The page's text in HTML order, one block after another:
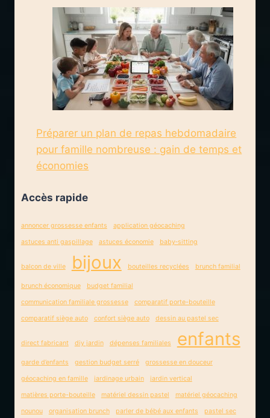
Préparer un plan de repas hebdomadaire
pour famille nombreuse : gain de temps et
économies
Accès rapide
annoncer grossesse enfants application géocaching
astuces anti gaspillage astuces économie baby‑sitting
balcon de ville bijoux bouteilles recyclées brunch familial
brunch économique budget familial
communication familiale grossesse comparatif porte-bouteille
comparatif siège auto confort siège auto dessin au pastel sec
direct fabricant diy jardin dépenses familiales enfants
garde d’enfants gestion budget serré grossesse en douceur
géocaching en famille jardinage urbain jardin vertical
matières porte-bouteille matériel dessin pastel matériel géocaching
nounou organisation brunch parler de bébé aux enfants pastel sec